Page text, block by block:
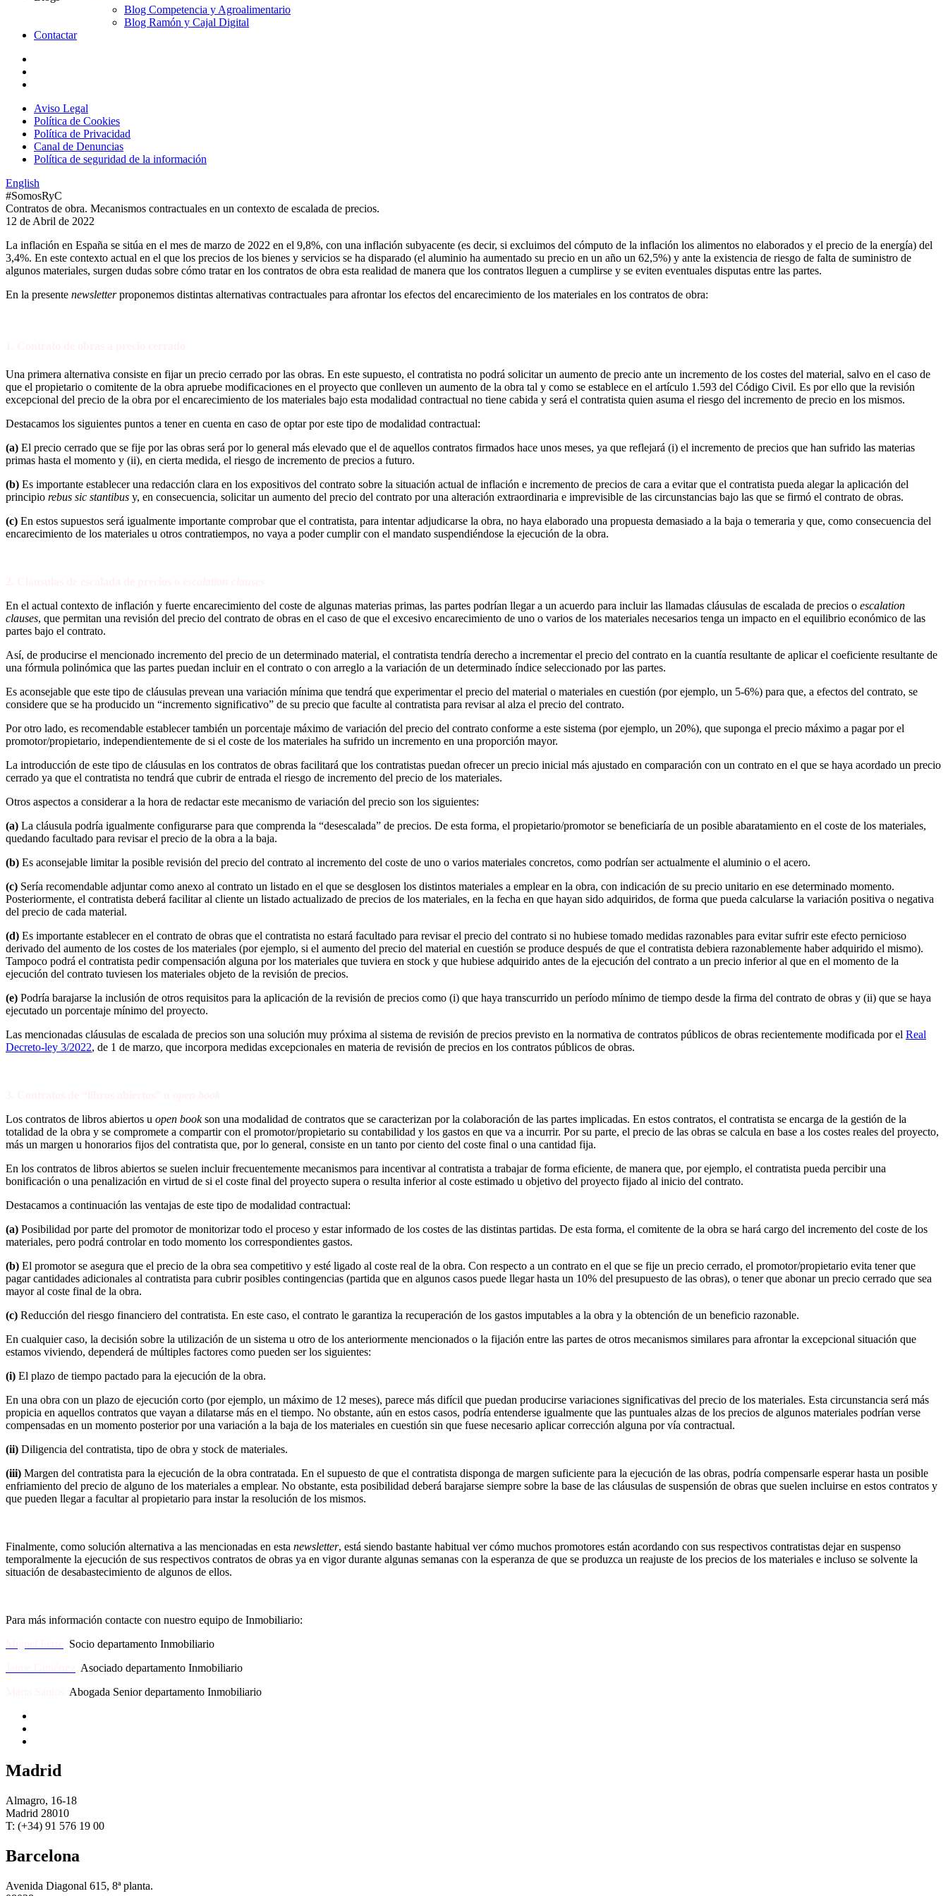
Blog Competencia y Agroalimentario
Blog Ramón y Cajal Digital
Contactar
Aviso Legal
Política de Cookies
Política de Privacidad
Canal de Denuncias
Política de seguridad de la información
English
#SomosRyC
Contratos de obra. Mecanismos contractuales en un contexto de escalada de precios.
12 de Abril de 2022
La inflación en España se sitúa en el mes de marzo de 2022 en el 9,8%, con una inflación subyacente (es decir, si excluimos del cómputo de la inflación los alimentos no elaborados y el precio de la energía) del
3,4%. En este contexto actual en el que los precios de los bienes y servicios se ha disparado (el aluminio ha aumentado su precio en un año un 62,5%) y ante la existencia de riesgo de falta de suministro de
algunos materiales, surgen dudas sobre cómo tratar en los contratos de obra esta realidad de manera que los contratos lleguen a cumplirse y se eviten eventuales disputas entre las partes.
En la presente newsletterproponemos distintas alternativas contractuales para afrontar los efectos del encarecimiento de los materiales en los contratos de obra:
Una primera alternativa consiste en fijar un precio cerrado por las obras. En este supuesto, el contratista no podrá solicitar un aumento de precio ante un incremento de los costes del material, salvo en el caso de
que el propietario o comitente de la obra apruebe modificaciones en el proyecto que conlleven un aumento de la obra tal y como se establece en el artículo 1.593 del Código Civil. Es por ello que la revisión
excepcional del precio de la obra por el encarecimiento de los materiales bajo esta modalidad contractual no tiene cabida y será el contratista quien asuma el riesgo del incremento de precio en los mismos.
Destacamos los siguientes puntos a tener en cuenta en caso de optar por este tipo de modalidad contractual:
(a) El precio cerrado que se fije por las obras será por lo general más elevado que el de aquellos contratos firmados hace unos meses, ya que reflejará (i) el incremento de precios que han sufrido las materias
primas hasta el momento y (ii), en cierta medida, el riesgo de incremento de precios a futuro.
(b) Es importante establecer una redacción clara en los expositivos del contrato sobre la situación actual de inflación e incremento de precios de cara a evitar que el contratista pueda alegar la aplicación del
principio rebus sic stantibus y, en consecuencia, solicitar un aumento del precio del contrato por una alteración extraordinaria e imprevisible de las circunstancias bajo las que se firmó el contrato de obras.
(c) En estos supuestos será igualmente importante comprobar que el contratista, para intentar adjudicarse la obra, no haya elaborado una propuesta demasiado a la baja o temeraria y que, como consecuencia del
encarecimiento de los materiales u otros contratiempos, no vaya a poder cumplir con el mandato suspendiéndose la ejecución de la obra.
En el actual contexto de inflación y fuerte encarecimiento del coste de algunas materias primas, las partes podrían llegar a un acuerdo para incluir las llamadas cláusulas de escalada de precios o escalation
clauses, que permitan una revisión del precio del contrato de obras en el caso de que el excesivo encarecimiento de uno o varios de los materiales necesarios tenga un impacto en el equilibrio económico de las
partes bajo el contrato.
Así, de producirse el mencionado incremento del precio de un determinado material, el contratista tendría derecho a incrementar el precio del contrato en la cuantía resultante de aplicar el coeficiente resultante de
una fórmula polinómica que las partes puedan incluir en el contrato o con arreglo a la variación de un determinado índice seleccionado por las partes.
Es aconsejable que este tipo de cláusulas prevean una variación mínima que tendrá que experimentar el precio del material o materiales en cuestión (por ejemplo, un 5-6%) para que, a efectos del contrato, se
considere que se ha producido un “incremento significativo” de su precio que faculte al contratista para revisar al alza el precio del contrato.
Por otro lado, es recomendable establecer también un porcentaje máximo de variación del precio del contrato conforme a este sistema (por ejemplo, un 20%), que suponga el precio máximo a pagar por el
promotor/propietario, independientemente de si el coste de los materiales ha sufrido un incremento en una proporción mayor.
La introducción de este tipo de cláusulas en los contratos de obras facilitará que los contratistas puedan ofrecer un precio inicial más ajustado en comparación con un contrato en el que se haya acordado un precio
cerrado ya que el contratista no tendrá que cubrir de entrada el riesgo de incremento del precio de los materiales.
Otros aspectos a considerar a la hora de redactar este mecanismo de variación del precio son los siguientes:
(a) La cláusula podría igualmente configurarse para que comprenda la “desescalada” de precios. De esta forma, el propietario/promotor se beneficiaría de un posible abaratamiento en el coste de los materiales,
quedando facultado para revisar el precio de la obra a la baja.
(b) Es aconsejable limitar la posible revisión del precio del contrato al incremento del coste de uno o varios materiales concretos, como podrían ser actualmente el aluminio o el acero.
(c) Sería recomendable adjuntar como anexo al contrato un listado en el que se desglosen los distintos materiales a emplear en la obra, con indicación de su precio unitario en ese determinado momento.
Posteriormente, el contratista deberá facilitar al cliente un listado actualizado de precios de los materiales, en la fecha en que hayan sido adquiridos, de forma que pueda calcularse la variación positiva o negativa
del precio de cada material.
(d) Es importante establecer en el contrato de obras que el contratista no estará facultado para revisar el precio del contrato si no hubiese tomado medidas razonables para evitar sufrir este efecto pernicioso
derivado del aumento de los costes de los materiales (por ejemplo, si el aumento del precio del material en cuestión se produce después de que el contratista debiera razonablemente haber adquirido el mismo).
Tampoco podrá el contratista pedir compensación alguna por los materiales que tuviera en stock y que hubiese adquirido antes de la ejecución del contrato a un precio inferior al que en el momento de la
ejecución del contrato tuviesen los materiales objeto de la revisión de precios.
(e) Podría barajarse la inclusión de otros requisitos para la aplicación de la revisión de precios como (i) que haya transcurrido un período mínimo de tiempo desde la firma del contrato de obras y (ii) que se haya
ejecutado un porcentaje mínimo del proyecto.
Las mencionadas cláusulas de escalada de precios son una solución muy próxima al sistema de revisión de precios previsto en la normativa de contratos públicos de obras recientemente modificada por el Real
Decreto-ley 3/2022, de 1 de marzo, que incorpora medidas excepcionales en materia de revisión de precios en los contratos públicos de obras.
Los contratos de libros abiertos u open bookson una modalidad de contratos que se caracterizan por la colaboración de las partes implicadas. En estos contratos, el contratista se encarga de la gestión de la
totalidad de la obra y se compromete a compartir con el promotor/propietario su contabilidad y los gastos en que va a incurrir. Por su parte, el precio de las obras se calcula en base a los costes reales del proyecto,
más un margen u honorarios fijos del contratista que, por lo general, consiste en un tanto por ciento del coste final o una cantidad fija.
En los contratos de libros abiertos se suelen incluir frecuentemente mecanismos para incentivar al contratista a trabajar de forma eficiente, de manera que, por ejemplo, el contratista pueda percibir una
bonificación o una penalización en virtud de si el coste final del proyecto supera o resulta inferior al coste estimado u objetivo del proyecto fijado al inicio del contrato.
Destacamos a continuación las ventajas de este tipo de modalidad contractual:
(a) Posibilidad por parte del promotor de monitorizar todo el proceso y estar informado de los costes de las distintas partidas. De esta forma, el comitente de la obra se hará cargo del incremento del coste de los
materiales, pero podrá controlar en todo momento los correspondientes gastos.
(b) El promotor se asegura que el precio de la obra sea competitivo y esté ligado al coste real de la obra. Con respecto a un contrato en el que se fije un precio cerrado, el promotor/propietario evita tener que
pagar cantidades adicionales al contratista para cubrir posibles contingencias (partida que en algunos casos puede llegar hasta un 10% del presupuesto de las obras), o tener que abonar un precio cerrado que sea
mayor al coste final de la obra.
(c) Reducción del riesgo financiero del contratista. En este caso, el contrato le garantiza la recuperación de los gastos imputables a la obra y la obtención de un beneficio razonable.
En cualquier caso, la decisión sobre la utilización de un sistema u otro de los anteriormente mencionados o la fijación entre las partes de otros mecanismos similares para afrontar la excepcional situación que
estamos viviendo, dependerá de múltiples factores como pueden ser los siguientes:
(i) El plazo de tiempo pactado para la ejecución de la obra.
En una obra con un plazo de ejecución corto (por ejemplo, un máximo de 12 meses), parece más difícil que puedan producirse variaciones significativas del precio de los materiales. Esta circunstancia será más
propicia en aquellos contratos que vayan a dilatarse más en el tiempo. No obstante, aún en estos casos, podría entenderse igualmente que las puntuales alzas de los precios de algunos materiales podrían verse
compensadas en un momento posterior por una variación a la baja de los materiales en cuestión sin que fuese necesario aplicar corrección alguna por vía contractual.
(ii) Diligencia del contratista, tipo de obra y stock de materiales.
(iii) Margen del contratista para la ejecución de la obra contratada. En el supuesto de que el contratista disponga de margen suficiente para la ejecución de las obras, podría compensarle esperar hasta un posible
enfriamiento del precio de alguno de los materiales a emplear. No obstante, esta posibilidad deberá barajarse siempre sobre la base de las cláusulas de suspensión de obras que suelen incluirse en estos contratos y
que pueden llegar a facultar al propietario para instar la resolución de los mismos.
Finalmente, como solución alternativa a las mencionadas en esta newsletter, está siendo bastante habitual ver cómo muchos promotores están acordando con sus respectivos contratistas dejar en suspenso
temporalmente la ejecución de sus respectivos contratos de obras ya en vigor durante algunas semanas con la esperanza de que se produzca un reajuste de los precios de los materiales e incluso se solvente la
situación de desabastecimiento de algunos de ellos.
Para más información contacte con nuestro equipo de Inmobiliario:
Socio departamento Inmobiliario
Asociado departamento Inmobiliario
Abogada Senior departamento Inmobiliario
Madrid
Almagro, 16-18
Madrid 28010
T: (+34) 91 576 19 00
Barcelona
Avenida Diagonal 615, 8ª planta.